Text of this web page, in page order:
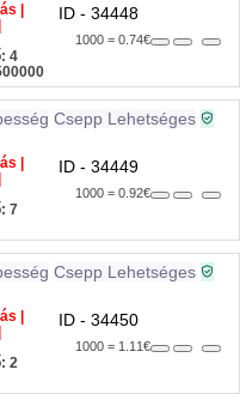
|
4
ID - 34448
1000 = 0.74€
Csepp Lehetséges
|
7
ID - 34449
1000 = 0.92€
Csepp Lehetséges
|
2
ID - 34450
1000 = 1.11€